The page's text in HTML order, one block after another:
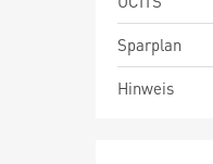
Sparplan
Hinweis